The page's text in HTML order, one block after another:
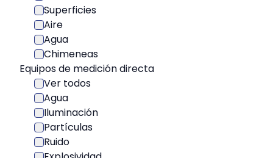
Superficies
Aire
Agua
Chimeneas
Equipos de medición directa
Ver todos
Agua
Iluminación
Partículas
Ruido